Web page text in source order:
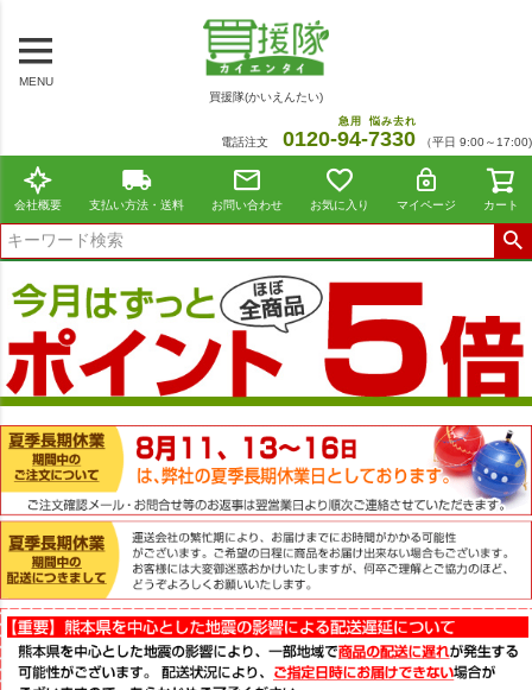
MENU
買援隊(かいえんたい)
電話注文 0120-94
急用
-7330
悩み去れ
（平日 9:00～17:00)
会社概要 支払い方法・送料 お問い合わせ お気に入り マイページ カート